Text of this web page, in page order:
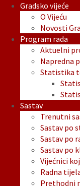
Gradsko vijeće
O Vijeću
Novosti
Program rada
Aktuelni
Napredna
Statistika
Sastav
Trenutni
Sastav po
Sastav po
Sastav po
Vijećnici
Radna
Prethodni